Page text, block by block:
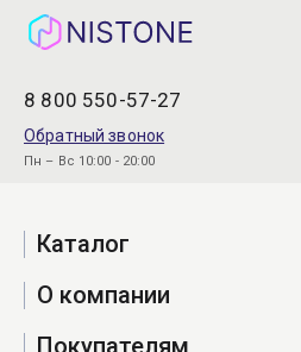
8 800 550-57-27
Обратный звонок
Пн – Вс 10:00 - 20:00
Каталог
О компании
Покупателям